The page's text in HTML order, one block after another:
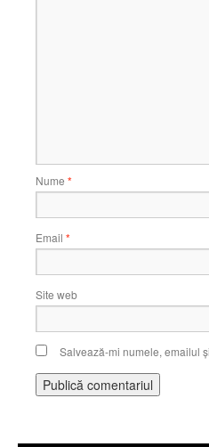
Nume *
Email *
Site web
Salvează-mi numele, emailul